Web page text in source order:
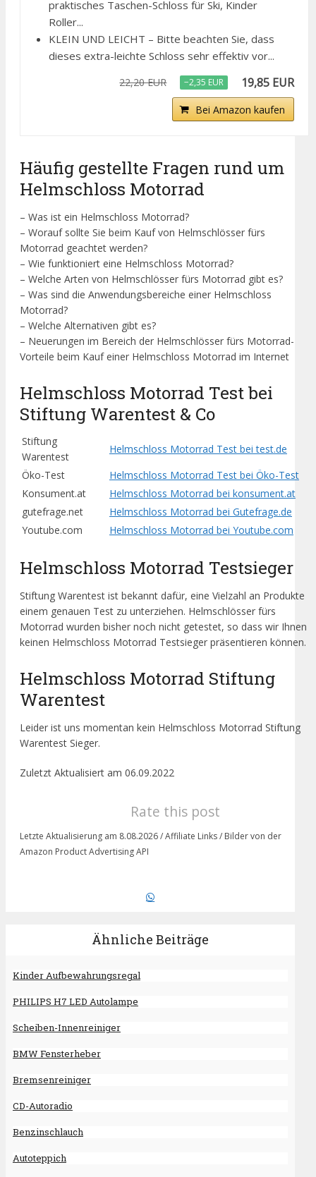
praktisches Taschen-Schloss für Ski, Kinder
Roller...
KLEIN UND LEICHT – Bitte beachten Sie, dass
dieses extra-leichte Schloss sehr effektiv vor...
22,20 EUR −2,35 EUR 19,85 EUR
Bei Amazon kaufen
Häufig gestellte Fragen rund um
Helmschloss Motorrad
– Was ist ein Helmschloss Motorrad?
– Worauf sollte Sie beim Kauf von Helmschlösser fürs
Motorrad geachtet werden?
– Wie funktioniert eine Helmschloss Motorrad?
– Welche Arten von Helmschlösser fürs Motorrad gibt es?
– Was sind die Anwendungsbereiche einer Helmschloss
Motorrad?
– Welche Alternativen gibt es?
– Neuerungen im Bereich der Helmschlösser fürs Motorrad-
Vorteile beim Kauf einer Helmschloss Motorrad im Internet
Helmschloss Motorrad Test bei
Stiftung Warentest & Co
Stiftung
Warentest
Helmschloss Motorrad Test bei test.de
Öko-Test
Helmschloss Motorrad Test bei Öko-Test
Konsument.at
Helmschloss Motorrad bei konsument.at
gutefrage.net
Helmschloss Motorrad bei Gutefrage.de
Youtube.com
Helmschloss Motorrad bei Youtube.com
Helmschloss Motorrad Testsieger
Stiftung Warentest ist bekannt dafür, eine Vielzahl an Produkte
einem genauen Test zu unterziehen. Helmschlösser fürs
Motorrad wurden bisher noch nicht getestet, so dass wir Ihnen
keinen Helmschloss Motorrad Testsieger präsentieren können.
Helmschloss Motorrad Stiftung
Warentest
Leider ist uns momentan kein Helmschloss Motorrad Stiftung
Warentest Sieger.
Zuletzt Aktualisiert am 06.09.2022
Rate this post
Letzte Aktualisierung am 8.08.2026 / Affiliate Links / Bilder von der
Amazon Product Advertising API
Ähnliche Beiträge
Kinder Aufbewahrungsregal
PHILIPS H7 LED Autolampe
Scheiben-Innenreiniger
BMW Fensterheber
Bremsenreiniger
CD-Autoradio
Benzinschlauch
Autoteppich